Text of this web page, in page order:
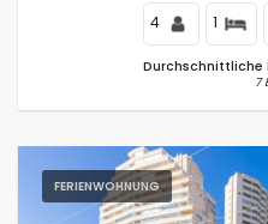
4 1
Durchschnittliche
7
FERIENWOHNUNG